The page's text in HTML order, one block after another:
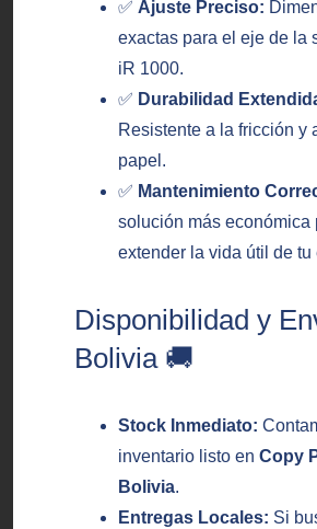
✅ Ajuste Preciso:
exactas para el eje de la
iR 1000.
✅ Durabilidad
Resistente a la fricción y
papel.
✅ Mantenimiento
solución más económica
extender la vida útil de tu
Disponibilidad y
Bolivia 🚚
Stock Inmediato:
inventario listo enCopy
Bolivia.
Entregas Locales: Si